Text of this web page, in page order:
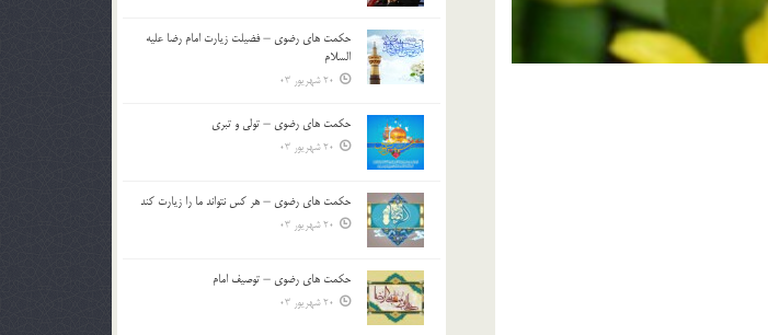
حکمت های رضوی – فضیلت زیارت امام رضا علیه
السلام
20 شهریور 03
حکمت های رضوی – تولی و تبری
20 شهریور 03
حکمت های رضوی – هر کس نتواند ما را زیارت کند
20 شهریور 03
حکمت های رضوی – توصیف امام
20 شهریور 03